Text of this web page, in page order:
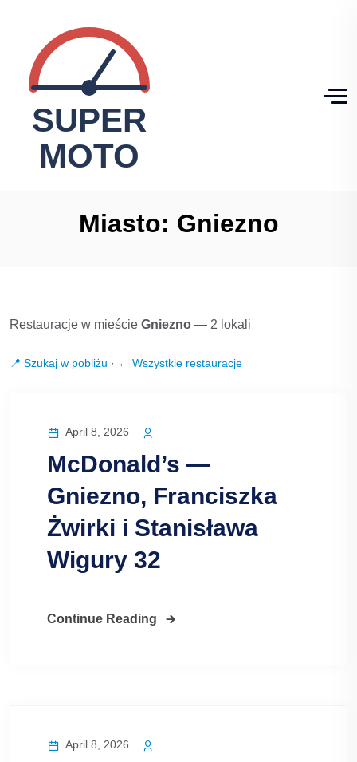
Miasto: Gniezno
Restauracje w mieście Gniezno — 2 lokali
📍 Szukaj w pobliżu · ← Wszystkie restauracje
April 8, 2026
McDonald’s —
Gniezno, Franciszka
Żwirki i Stanisława
Wigury 32
Continue Reading
April 8, 2026